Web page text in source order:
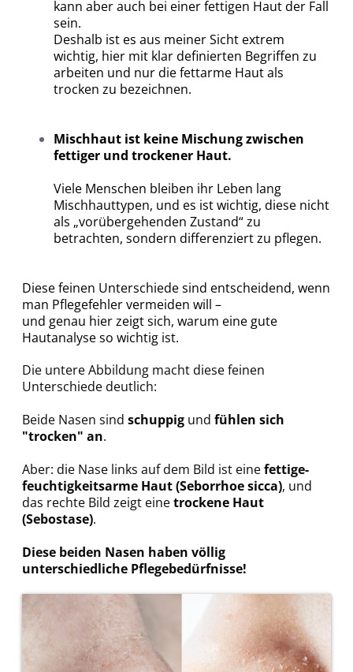
kann aber auch bei einer fettigen Haut der Fall
sein.
Deshalb ist es aus meiner Sicht extrem
wichtig, hier mit klar definierten Begriffen zu
arbeiten und nur die fettarme Haut als
trocken zu bezeichnen.
Mischhaut ist keine Mischung zwischen
fettiger und trockener Haut.
Viele Menschen bleiben ihr Leben lang
Mischhauttypen, und es ist wichtig, diese nicht
als „vorübergehenden Zustand“ zu
betrachten, sondern differenziert zu pflegen.
Diese feinen Unterschiede sind entscheidend, wenn
man Pflegefehler vermeiden will –
und genau hier zeigt sich, warum eine gute
Hautanalyse so wichtig ist.
Die untere Abbildung macht diese feinen
Unterschiede deutlich:
Beide Nasen sind schuppig und fühlen sich
"trocken" an.
Aber: die Nase links auf dem Bild ist einefettige-
feuchtigkeitsarme Haut (Seborrhoe sicca), und
das rechte Bild zeigt einetrockene Haut
(Sebostase).
Diese beiden Nasen haben völlig
unterschiedliche Pflegebedürfnisse!